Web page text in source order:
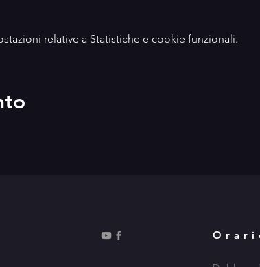
relative a Statistiche e cookie funzionali.